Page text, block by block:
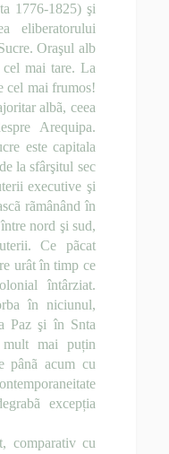
1776-1825) şi
eliberatorului
Oraşul alb
mai tare. La
cel mai frumos!
albã, ceea
Arequipa.
este capitala
la sfârşitul sec
executive şi
rãmânând în
nord şi sud,
Ce pãcat
urât în timp ce
întârziat.
în niciunul,
Paz şi în Snta
mai puțin
pânã acum cu
excepția
comparativ cu